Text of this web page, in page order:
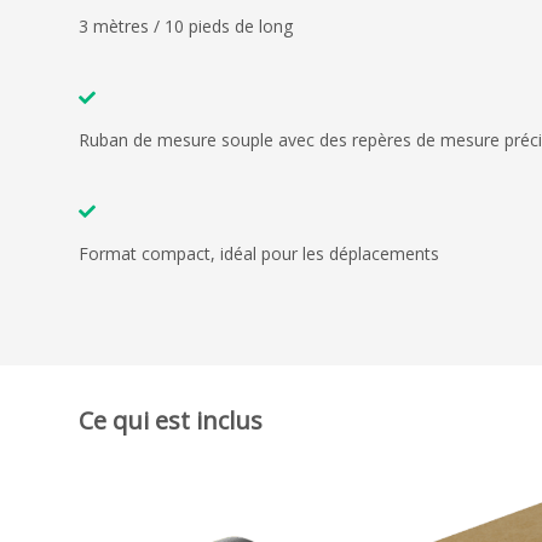
3 mètres / 10 pieds de long
Ruban de mesure souple avec des repères de mesure
Format compact, idéal pour les déplacements
Ce qui est inclus